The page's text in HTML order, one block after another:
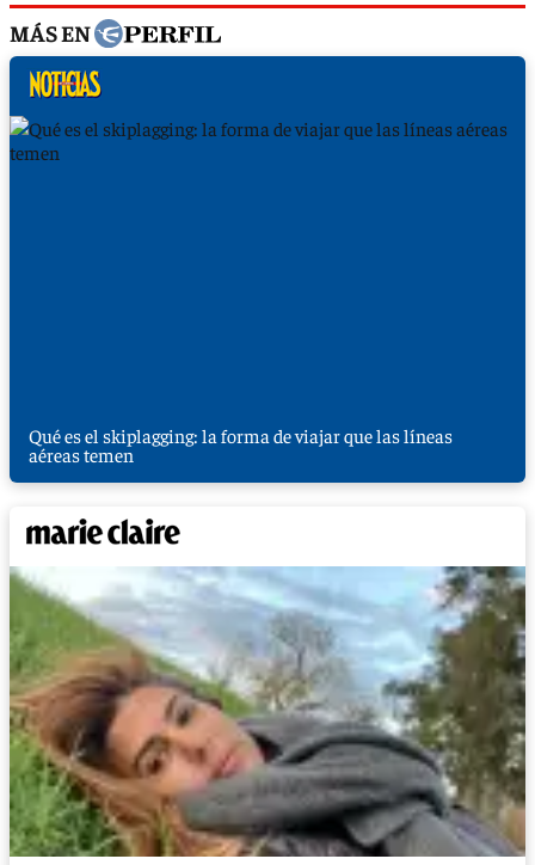
MÁS EN
Qué es el skiplagging: la forma de viajar que las líneas
aéreas temen